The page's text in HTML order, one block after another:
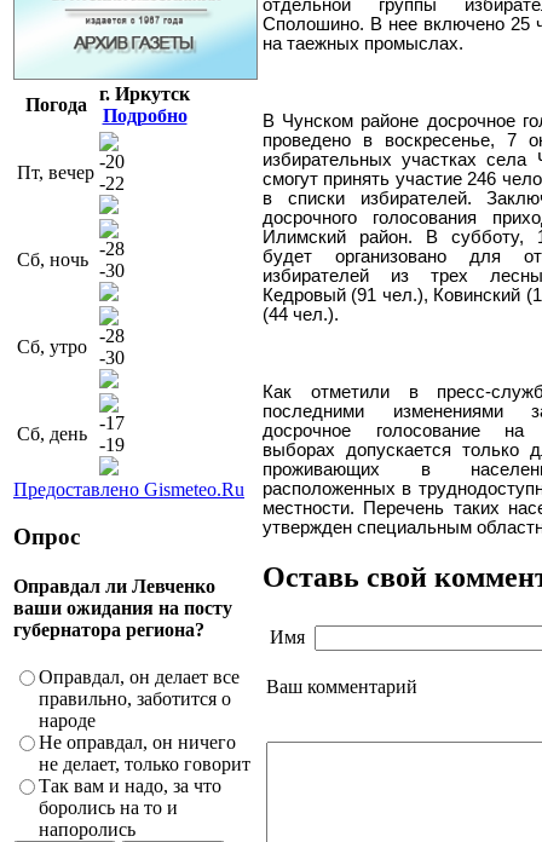
Погода
г. Иркутск
Подробно
Пт, вечер
-20
-22
Сб, ночь
-28
-30
Сб, утро
-28
-30
Сб, день
-17
-19
Предоставлено Gismeteo.Ru
Опрос
Оправдал ли Левченко
ваши ожидания на посту
губернатора региона?
Оправдал, он делает все
правильно, заботится о
народе
Не оправдал, он ничего
не делает, только говорит
Так вам и надо, за что
боролись на то и
напоролись
отдельной группы
Сполошино. В нее включено 25
на таежных промыслах.
В Чунском районе досрочное
проведено в воскресенье, 7
избирательных участках
смогут принять участие 246
в списки избирателей.
досрочного голосования
Илимский район. В субботу,
будет организовано для
избирателей из трех
Кедровый (91 чел.), Ковинский
(44 чел.).
Как отметили в пресс-
последними изменениями
досрочное голосование на
выборах допускается только
проживающих в
расположенных в
местности. Перечень таких
утвержден специальным
Оставь свой
Имя
Ваш комментарий